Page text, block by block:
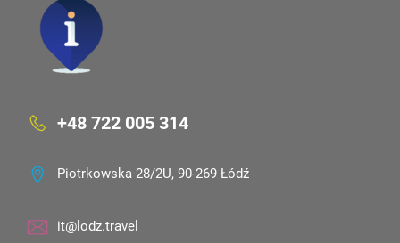
+48 722 005 314
Piotrkowska 28/2U, 90-269 Łódź
it@lodz.travel